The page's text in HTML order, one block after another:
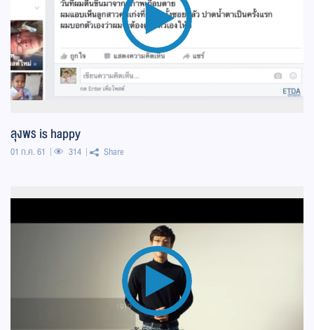
ลุงพร is happy
01 ก.ค. 61 314 Share